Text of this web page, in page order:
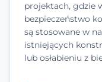
projektach, gdzie
bezpieczeństwo
są stosowane w
istniejących
lub osłabieniu z